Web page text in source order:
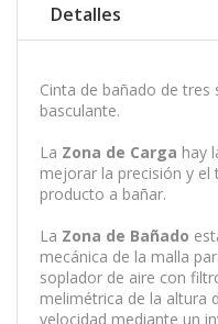
Detalles
Cinta de bañado de
basculante.
La Zona de Carga hay
mejorar la precisión y
producto a bañar.
La Zona de Bañado
mecánica de la malla
soplador de aire con
melimétrica de la altura
velocidad mediante un